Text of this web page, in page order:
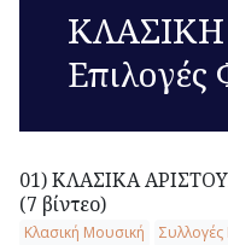
Επιλογές
01) ΚΛΑΣΙΚΑ
(7 βίντεο)
Κλασική Μουσική